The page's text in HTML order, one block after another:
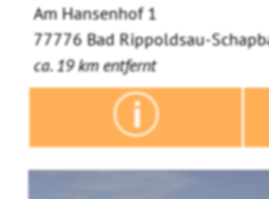
Am Hansenhof 1
77776 Bad Rippoldsau-
ca. 19 km entfernt